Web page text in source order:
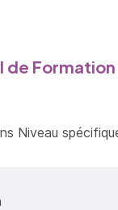
Formation
Niveau